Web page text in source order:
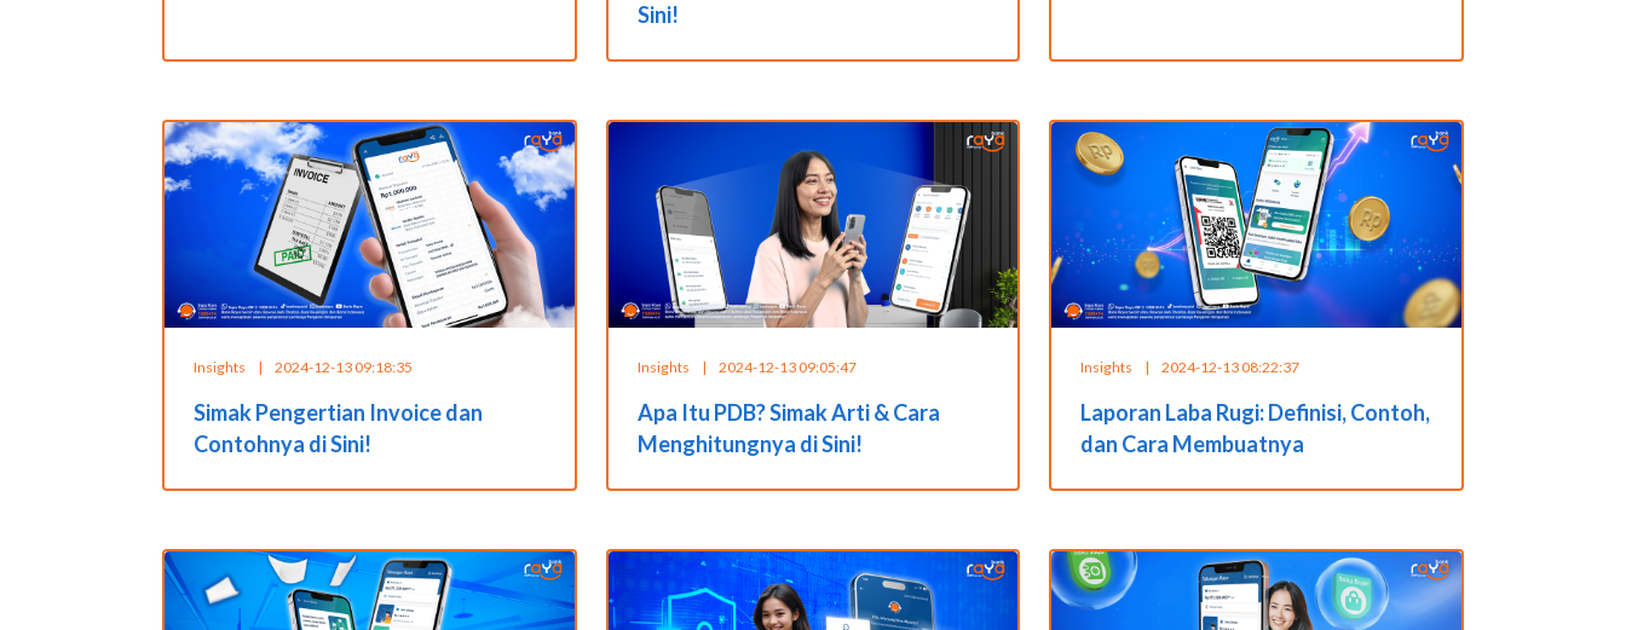
Sini!
Insights | 2024-12-13 09:18:35
Simak Pengertian Invoice dan
Contohnya di Sini!
Insights | 2024-12-13 09:05:47
Apa Itu PDB? Simak Arti & Cara
Menghitungnya di Sini!
Insights | 2024-12-13 08:22:37
Laporan Laba Rugi: Definisi, Contoh,
dan Cara Membuatnya